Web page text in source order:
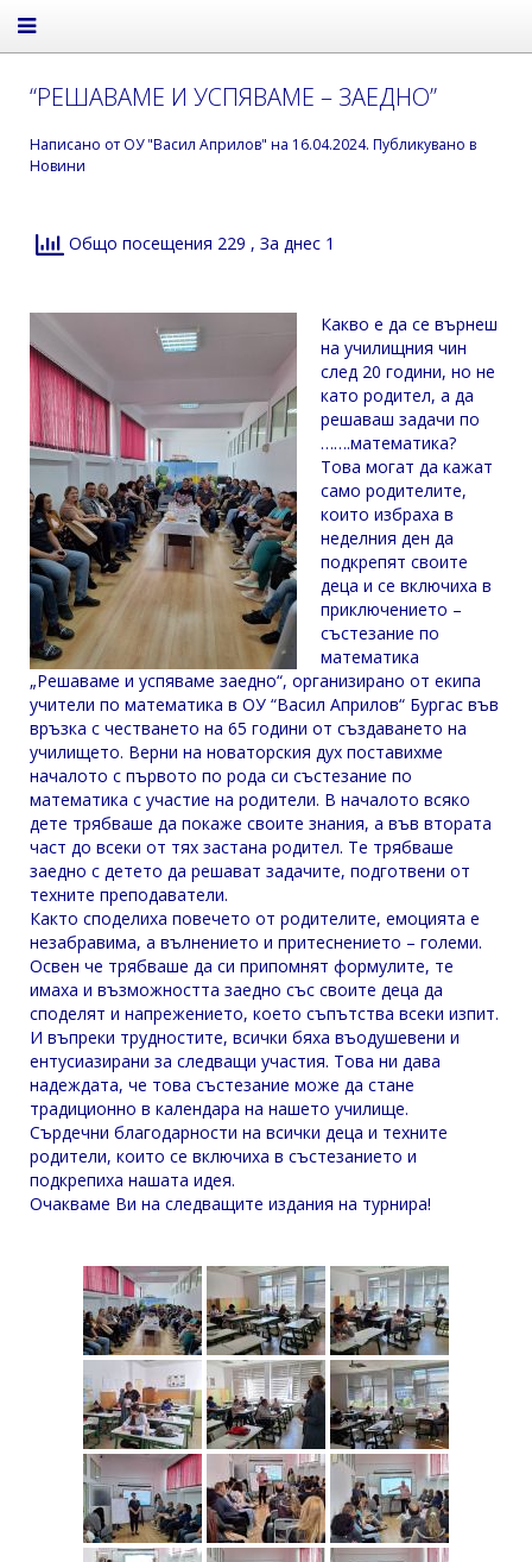
“РЕШАВАМЕ И УСПЯВАМЕ – ЗАЕДНО”
Написано от ОУ "Васил Априлов" на 16.04.2024. Публикувано в
Новини
Общо посещения 229 , За днес 1
Какво е да се върнеш
на училищния чин
след 20 години, но не
като родител, а да
решаваш задачи по
…….математика?
Това могат да кажат
само родителите,
които избраха в
неделния ден да
подкрепят своите
деца и се включиха в
приключението –
състезание по
математика
„Решаваме и успяваме заедно“, организирано от екипа
учители по математика в ОУ “Васил Априлов“ Бургас във
връзка с честването на 65 години от създаването на
училището. Верни на новаторския дух поставихме
началото с първото по рода си състезание по
математика с участие на родители. В началото всяко
дете трябваше да покаже своите знания, а във втората
част до всеки от тях застана родител. Те трябваше
заедно с детето да решават задачите, подготвени от
техните преподаватели.
Както споделиха повечето от родителите, емоцията е
незабравима, а вълнението и притеснението – големи.
Освен че трябваше да си припомнят формулите, те
имаха и възможността заедно със своите деца да
споделят и напрежението, което съпътства всеки изпит.
И въпреки трудностите, всички бяха въодушевени и
ентусиазирани за следващи участия. Това ни дава
надеждата, че това състезание може да стане
традиционно в календара на нашето училище.
Сърдечни благодарности на всички деца и техните
родители, които се включиха в състезанието и
подкрепиха нашата идея.
Очакваме Ви на следващите издания на турнира!